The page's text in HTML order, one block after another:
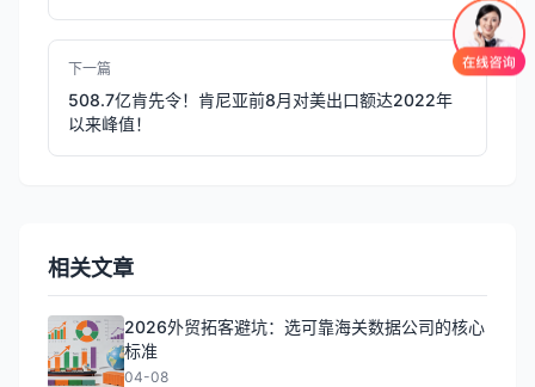
下一篇
508.7亿肯先令！肯尼亚前8月对美出口额达2022年
以来峰值！
相关文章
2026外贸拓客避坑：选可靠海关数据公司的核心
标准
04-08